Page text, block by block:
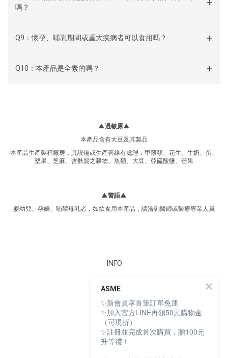
嗎？
Q9：懷孕、哺乳期間或重大疾病者可以食用嗎？
Q10：本產品是全素的嗎？
▲過敏原▲
本產品含有大豆及其製品
本產品生產製程廠房，其設備或生產管線有處理：甲殼類、花生、牛奶、蛋、
堅果、芝麻、含麩質之穀物、魚類、大豆、亞硫酸鹽、芒果
▲警語▲
嬰幼兒、孕婦、哺餵母乳者，如欲食用本產品，請洽詢醫師或醫療專業人員
INFO
安心檢測
條款與細則
隱私權政策
個人資料保護法
165 防詐騙聲明
ASME
✨新會員享首筆訂單免運
✨加入官方LINE再領50元購物金
（可現折）
✨註冊並完成首次購買，贈100元
升等禮！